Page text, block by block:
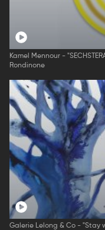
Kamel Mennour -
Rondinone
Galerie Lelong & Co - "Stay